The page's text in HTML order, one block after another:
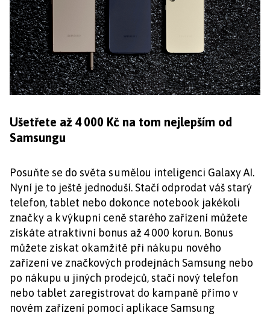
Ušetřete až 4 000 Kč na tom nejlepším od
Samsungu
Posuňte se do světa s umělou inteligenci Galaxy AI.
Nyní je to ještě jednoduší. Stačí odprodat váš starý
telefon, tablet nebo dokonce notebook jakékoli
značky a k výkupní ceně starého zařízení můžete
získáte atraktivní bonus až 4 000 korun. Bonus
můžete získat okamžitě při nákupu nového
zařízení ve značkových prodejnách Samsung nebo
po nákupu u jiných prodejců, stačí nový telefon
nebo tablet zaregistrovat do kampaně přímo v
novém zařízení pomocí aplikace Samsung